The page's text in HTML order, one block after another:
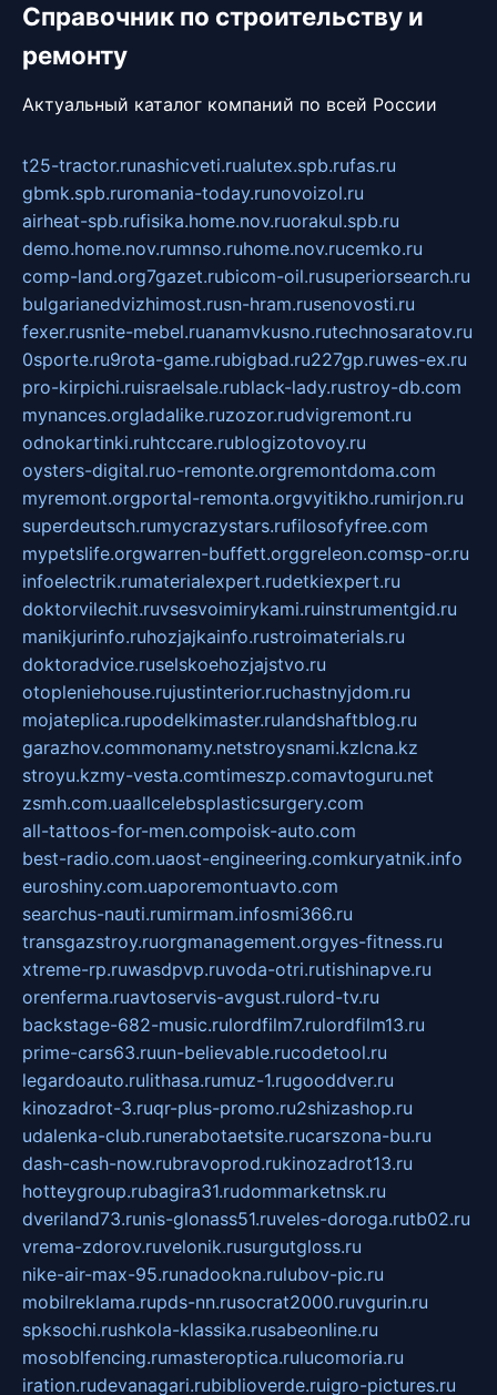
Справочник по строительству и
ремонту
Актуальный каталог компаний по всей России
t25-tractor.runashicveti.rualutex.spb.rufas.ru
gbmk.spb.ruromania-today.runovoizol.ru
airheat-spb.rufisika.home.nov.ruorakul.spb.ru
demo.home.nov.rumnso.ruhome.nov.rucemko.ru
comp-land.org7gazet.rubicom-oil.rusuperiorsearch.ru
bulgarianedvizhimost.rusn-hram.rusenovosti.ru
fexer.rusnite-mebel.ruanamvkusno.rutechnosaratov.ru
0sporte.ru9rota-game.rubigbad.ru227gp.ruwes-ex.ru
pro-kirpichi.ruisraelsale.rublack-lady.rustroy-db.com
mynances.orgladalike.ruzozor.rudvigremont.ru
odnokartinki.ruhtccare.rublogizotovoy.ru
oysters-digital.ruo-remonte.orgremontdoma.com
myremont.orgportal-remonta.orgvyitikho.rumirjon.ru
superdeutsch.rumycrazystars.rufilosofyfree.com
mypetslife.orgwarren-buffett.orggreleon.comsp-or.ru
infoelectrik.rumaterialexpert.rudetkiexpert.ru
doktorvilechit.ruvsesvoimirykami.ruinstrumentgid.ru
manikjurinfo.ruhozjajkainfo.rustroimaterials.ru
doktoradvice.ruselskoehozjajstvo.ru
otopleniehouse.rujustinterior.ruchastnyjdom.ru
mojateplica.rupodelkimaster.rulandshaftblog.ru
garazhov.commonamy.netstroysnami.kzlcna.kz
stroyu.kzmy-vesta.comtimeszp.comavtoguru.net
zsmh.com.uaallcelebsplasticsurgery.com
all-tattoos-for-men.compoisk-auto.com
best-radio.com.uaost-engineering.comkuryatnik.info
euroshiny.com.uaporemontuavto.com
searchus-nauti.rumirmam.infosmi366.ru
transgazstroy.ruorgmanagement.orgyes-fitness.ru
xtreme-rp.ruwasdpvp.ruvoda-otri.rutishinapve.ru
orenferma.ruavtoservis-avgust.rulord-tv.ru
backstage-682-music.rulordfilm7.rulordfilm13.ru
prime-cars63.ruun-believable.rucodetool.ru
legardoauto.rulithasa.rumuz-1.rugooddver.ru
kinozadrot-3.ruqr-plus-promo.ru2shizashop.ru
udalenka-club.runerabotaetsite.rucarszona-bu.ru
dash-cash-now.rubravoprod.rukinozadrot13.ru
hotteygroup.rubagira31.rudommarketnsk.ru
dveriland73.runis-glonass51.ruveles-doroga.rutb02.ru
vrema-zdorov.ruvelonik.rusurgutgloss.ru
nike-air-max-95.runadookna.rulubov-pic.ru
mobilreklama.rupds-nn.rusocrat2000.ruvgurin.ru
spksochi.rushkola-klassika.rusabeonline.ru
mosoblfencing.rumasteroptica.rulucomoria.ru
iration.rudevanagari.rubiblioverde.ruigro-pictures.ru